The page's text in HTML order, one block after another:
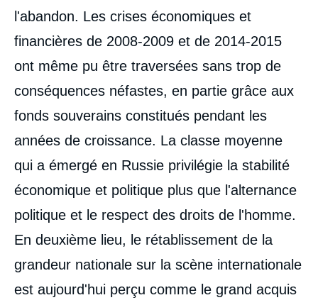
l'abandon. Les crises économiques et
financières de 2008-2009 et de 2014-2015
ont même pu être traversées sans trop de
conséquences néfastes, en partie grâce aux
fonds souverains constitués pendant les
années de croissance. La classe moyenne
qui a émergé en Russie privilégie la stabilité
économique et politique plus que l'alternance
politique et le respect des droits de l'homme.
En deuxième lieu, le rétablissement de la
grandeur nationale sur la scène internationale
est aujourd'hui perçu comme le grand acquis